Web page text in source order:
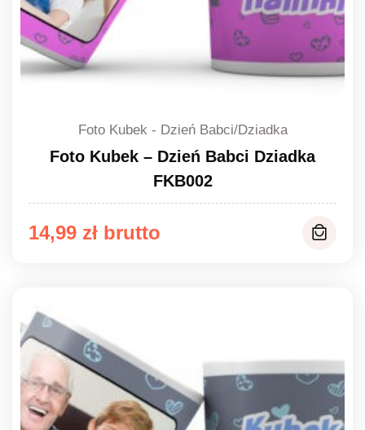
Foto Kubek - Dzień Babci/Dziadka
Foto Kubek – Dzień Babci Dziadka
FKB002
14,99 zł